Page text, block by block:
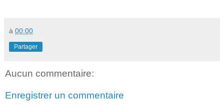
à 00:00
Partager
Aucun commentaire:
Enregistrer un commentaire